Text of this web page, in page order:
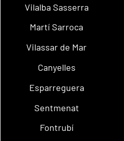
Vilalba Sasserra
Martí Sarroca
Vilassar de Mar
Canyelles
Esparreguera
Sentmenat
Fontrubí